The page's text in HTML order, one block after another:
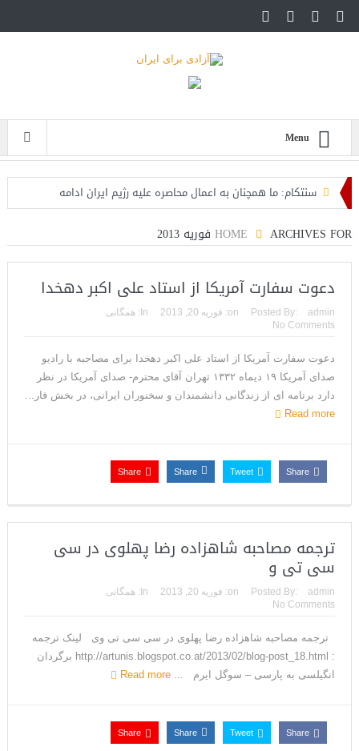
Menu
سنتکام: ما همچنان به اعمال محاصره علیه رژیم ایران ادامه
در راه است
حمله دوباره حوثی‌ها به عربستان؛ سپاه: هیچ توافقی را نهایی
ترامپ: سرمایه‌گذاران دریافته‌اند که آمریکا در حال پیروزی است
مذاکرات تنگه هرمز به نتیجه نرسید؛ سپاه جنگ را برگزید/بازگشت دو
ونزوئلا؛ منتقدان ترامپ اذعان می‌کنند که حق با او بود وضعیت
دیپلمات حکومتی: ترامپ می‌خواهد یک بار برای همیشه نسخه ما را
بپیچد+تحلیل
ترامپ: این آخرین فرصت برای حکومت ایران است، امیدوارم سر عقل
حمله احتمالی آمریکا چه شکلی خواهد بود؟ آماده‌باش کامل در
شمال غرب ایران
می‌دهد
HOME ARCHIVES FOR فوریه 2013
دعوت سفارت آمریکا از استاد علی اکبر دهخدا
Posted By: admin
on: فوریه 20, 2013 In:
همگانی
No Comments
دعوت سفارت آمریکا از استاد علی اکبر دهخدا برای مصاحبه با رادیو
صدای آمریکا ۱۹ دیماه ۱۳۳۲ تهران آقای محترم- صدای آمریکا در نظر
دارد برنامه ای از زندگانی دانشمندان و سخنوران ایرانی، در بخش فار...
Read more
Share
Tweet
Share
Share
ترجمه مصاحبه شاهزاده رضا پهلوی در سی
سی تی و
Posted By: admin
on: فوریه 20, 2013 In:
همگانی
No Comments
ترجمه مصاحبه شاهزاده رضا پهلوی در سی سی تی وی لینک ترجمه
: http://artunis.blogspot.co.at/2013/02/blog-post_18.html برگردان
انگیلسی به پارسی – سوگل ایرم ... Read more
Share
Tweet
Share
Share